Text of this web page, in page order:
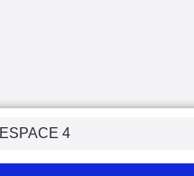
ESPACE 4